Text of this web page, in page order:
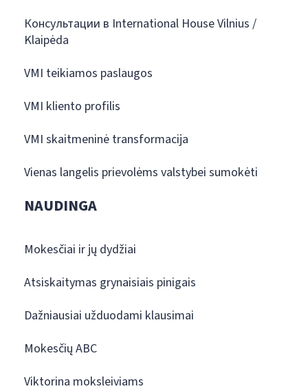
Консультации в International House Vilnius /
Klaipėda
VMI teikiamos paslaugos
VMI kliento profilis
VMI skaitmeninė transformacija
Vienas langelis prievolėms valstybei sumokėti
NAUDINGA
Mokesčiai ir jų dydžiai
Atsiskaitymas grynaisiais pinigais
Dažniausiai užduodami klausimai
Mokesčių ABC
Viktorina moksleiviams